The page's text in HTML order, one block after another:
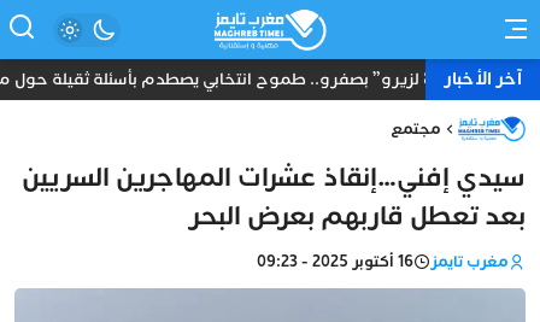
آخر الأخبار
“8 لزيرو” بصفرو.. طموح انتخابي يصطدم بأسئلة ثقيلة حول ماضي أحد مرشحي الأحرار بأمريكا
مجتمع
سيدي إفني…إنقاذ عشرات المهاجرين السريين
بعد تعطل قاربهم بعرض البحر
مغرب تايمز 16 أكتوبر 2025 - 09:23